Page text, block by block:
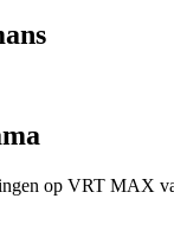
op VRT MAX